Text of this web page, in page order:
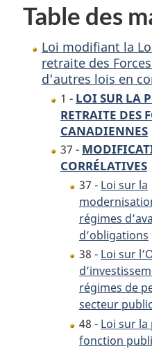
la
de
et
lois
en
sur
la
de
des
Forces
et
lois
en
Table des
Loi modifiant la
retraite des
d’autres lois en
1 - LOI SUR LA
RETRAITE DES
CANADIENNES
37 -
CORRÉLATIVES
37 - Loi sur la
régimes
d’obligations
38 - Loi sur
régimes de
secteur public
48 - Loi sur la
fonction